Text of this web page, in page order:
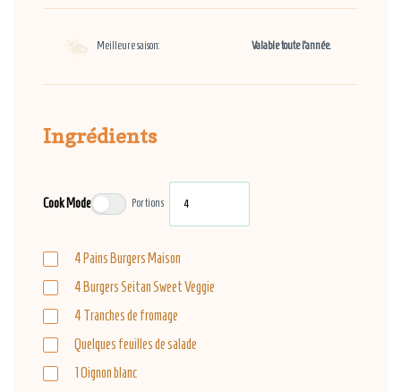
Meilleure saison: Valable toute l’année.
Ingrédients
Cook Mode Portions
4 Pains Burgers Maison
4 Burgers Seitan Sweet Veggie
4 Tranches de fromage
Quelques feuilles de salade
1 Oignon blanc